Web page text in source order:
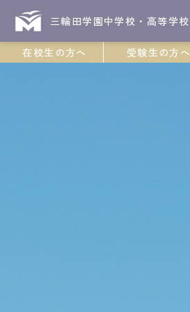
在校生の方へ 受験生の方へ
三輪田学園中学校・高等学校